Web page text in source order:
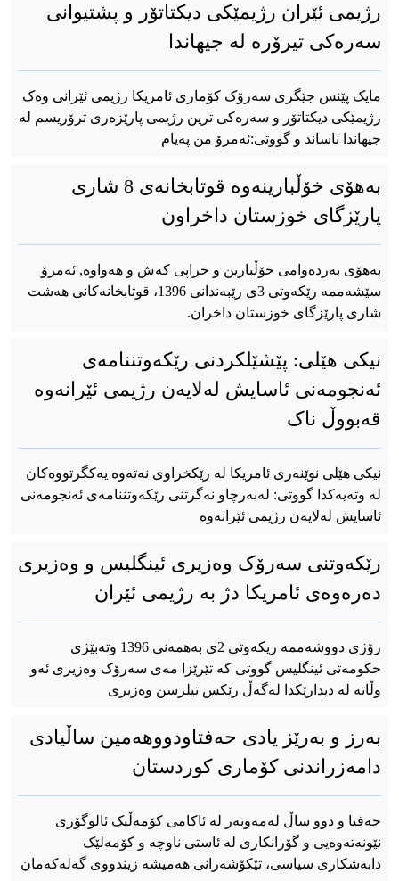
رژیمی ئێران رژیمێکی دیکتاتۆر و پشتیوانی
سەرەکی تیرۆرە لە جیهاندا
مایک پێنس جێگری سەرۆک کۆماری ئامریکا رژیمی ئێرانی وەک
رژیمێکی دیکتاتۆر و سەرەکی ترین رژیمی پارێزەری ترۆریسم لە
جیهاندا ناساند و گووتی:ئەمرۆ من پەیام
بەهۆی خۆڵبارینەوە قوتابخانەی 8 شاری
پارێزگای خوزستان داخراون
بەهۆی بەردەوامی خۆڵبارین و خراپی کەش و هەواوە, ئەمرۆ
سێشەممە رێکەوتی 3ی رێبەندانی 1396، قوتابخانەکانی هەشت
شاری پارێزگای خوزستان داخران.
نیکی هێلی: پێشێلکردنی رێکەوتننامەی
ئەنجومەنی ئاسایش لەلایەن رژیمی ئێرانەوە
قەبووڵ ناک
نیکی هێلی نوێنەری ئامریکا لە رێکخراوی نەتەوە یەکگرتووەکان
لە وتەیەکدا گووتی: لەبەرچاو نەگرتنی رێکەوتننامەی ئەنجومەنی
ئاسایش لەلایەن رژیمی ئێرانەوە
رێکەوتنی سەرۆک وەزیری ئینگلیس و وەزیری
دەرەوەی ئامریکا دژ بە رژیمی ئێران
رۆژی دووشەممە ریکەوتی 2ی بەهمەنی 1396 وتەبێژی
حکومەتی ئینگلیس گووتی کە تێرێزا مەی سەرۆک وەزیری ئەو
وڵاتە لە دیدارێکدا لەگەڵ رێکس تیلرسن وەزیری
بەرز و بەرێز یادی حەفتاودووهەمین ساڵیادی
دامەزراندنی کۆماری کوردستان
حەفتا و دوو ساڵ لەمەوبەر لە ئاکامی کۆمەڵیک ئالوگۆری
نێونەتەوەیی و گۆرانکاری لە ئاستی ناوچە و کۆمەلێک
دابەشکاری سیاسی، تێکۆشەرانی هەمیشە زیندووی گەلەکەمان